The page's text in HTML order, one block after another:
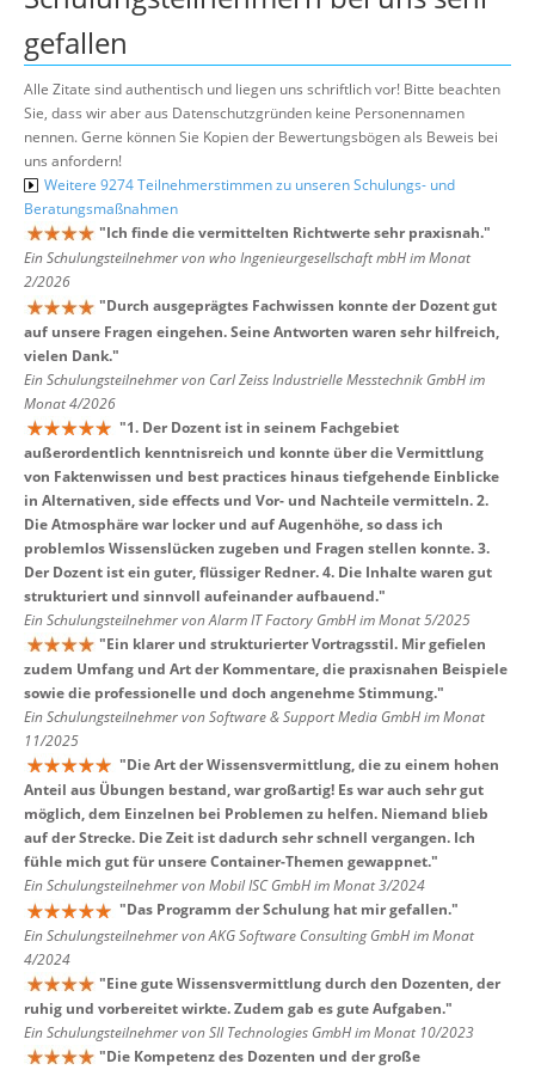
gefallen
Alle Zitate sind authentisch und liegen uns schriftlich vor! Bitte beachten
Sie, dass wir aber aus Datenschutzgründen keine Personennamen
nennen. Gerne können Sie Kopien der Bewertungsbögen als Beweis bei
uns anfordern!
Weitere 9274 Teilnehmerstimmen zu unseren Schulungs- und
Beratungsmaßnahmen
"Ich finde die vermittelten Richtwerte sehr praxisnah."
Ein Schulungsteilnehmer von who Ingenieurgesellschaft mbH im Monat
2/2026
"Durch ausgeprägtes Fachwissen konnte der Dozent gut
auf unsere Fragen eingehen. Seine Antworten waren sehr hilfreich,
vielen Dank."
Ein Schulungsteilnehmer von Carl Zeiss Industrielle Messtechnik GmbH im
Monat 4/2026
"1. Der Dozent ist in seinem Fachgebiet
außerordentlich kenntnisreich und konnte über die Vermittlung
von Faktenwissen und best practices hinaus tiefgehende Einblicke
in Alternativen, side effects und Vor- und Nachteile vermitteln. 2.
Die Atmosphäre war locker und auf Augenhöhe, so dass ich
problemlos Wissenslücken zugeben und Fragen stellen konnte. 3.
Der Dozent ist ein guter, flüssiger Redner. 4. Die Inhalte waren gut
strukturiert und sinnvoll aufeinander aufbauend."
Ein Schulungsteilnehmer von Alarm IT Factory GmbH im Monat 5/2025
"Ein klarer und strukturierter Vortragsstil. Mir gefielen
zudem Umfang und Art der Kommentare, die praxisnahen Beispiele
sowie die professionelle und doch angenehme Stimmung."
Ein Schulungsteilnehmer von Software & Support Media GmbH im Monat
11/2025
"Die Art der Wissensvermittlung, die zu einem hohen
Anteil aus Übungen bestand, war großartig! Es war auch sehr gut
möglich, dem Einzelnen bei Problemen zu helfen. Niemand blieb
auf der Strecke. Die Zeit ist dadurch sehr schnell vergangen. Ich
fühle mich gut für unsere Container-Themen gewappnet."
Ein Schulungsteilnehmer von Mobil ISC GmbH im Monat 3/2024
"Das Programm der Schulung hat mir gefallen."
Ein Schulungsteilnehmer von AKG Software Consulting GmbH im Monat
4/2024
"Eine gute Wissensvermittlung durch den Dozenten, der
ruhig und vorbereitet wirkte. Zudem gab es gute Aufgaben."
Ein Schulungsteilnehmer von SII Technologies GmbH im Monat 10/2023
"Die Kompetenz des Dozenten und der große